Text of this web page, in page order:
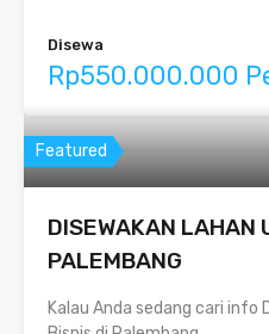
Disewa
Rp550.000.000
Featured
DISEWAKAN LAHAN
PALEMBANG
Kalau Anda sedang cari info